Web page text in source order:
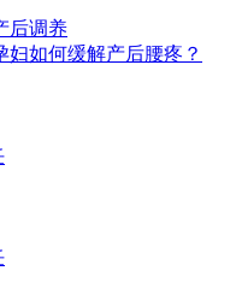
后调养
妇如何缓解产后腰疼？